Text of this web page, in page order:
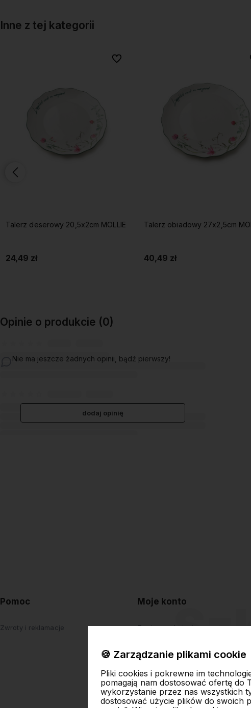
Inne z tej kategorii
Talerz deserowy 20,5x2cm MOLLIE
24,49 zł
Do ulubionych
Do ulubionych
Talerz obiadowy 27x2,5cm
40,49 zł
Opinie o produkcie (0)
Nie ma jeszcze żadnych opinii, bądź pierwszy!
dodaj opinię
Pomoc
Zwroty i reklamacje
Moje konto
Twoje zamówienia
Przechowalnia
🍪 Zarządzanie plikami cookie
Pliki cookies i pokrewne im
pomagają nam dostosować ofertę
wykorzystanie przez nas wszystkich
dostosować użycie plików do swoich